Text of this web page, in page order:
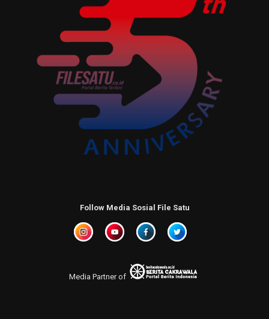
Follow Media Sosial File Satu
Media Partner of